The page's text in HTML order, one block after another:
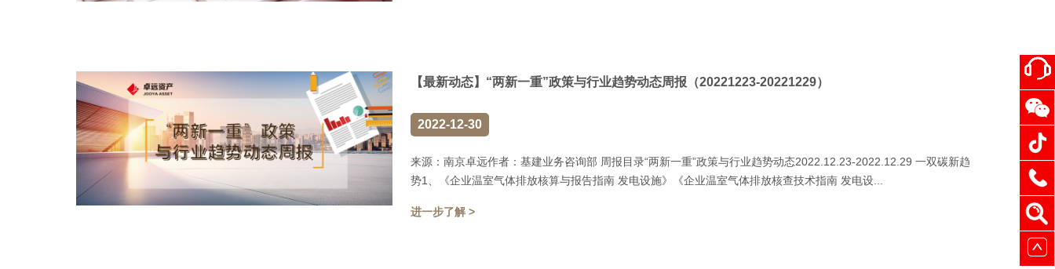
【最新动态】“两新一重”政策与行业趋势动态周报（20221223-20221229）
2022-12-30
来源：南京卓远作者：基建业务咨询部 周报目录“两新一重”政策与行业趋势动态2022.12.23-2022.12.29 一双碳新趋
势1、《企业温室气体排放核算与报告指南 发电设施》《企业温室气体排放核查技术指南 发电设...
进一步了解 >